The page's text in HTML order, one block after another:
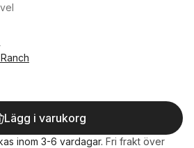
Lägg i varukorg
inom 3-6 vardagar. Fri frakt över